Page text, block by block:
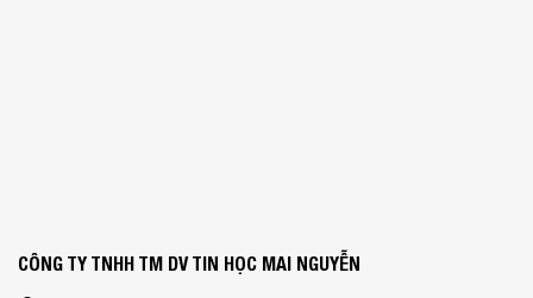
CÔNG TY TNHH TM DV TIN HỌC MAI NGUYỄN